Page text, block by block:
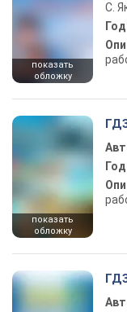
показать
обложку
С.
показать
обложку